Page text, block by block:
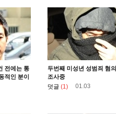
전에는 통
적인 분이
두번째 미성년 성범죄 혐
조사중
덧글 (1) 01.03